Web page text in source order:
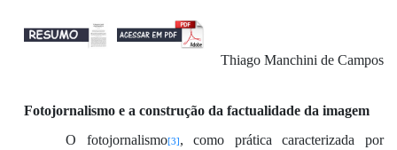
Thiago Manchini de Campos
Fotojornalismo e a construção da factualidadeda imagem
O fotojornalismo[3] , como prática caracterizada por